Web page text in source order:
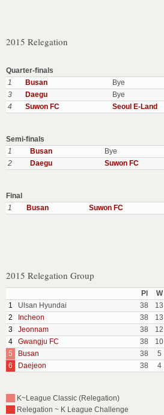
2015 Relegation
Quarter-finals
1
Busan
Bye
3
Daegu
Bye
4
Suwon FC Seoul E-Land
Semi-finals
1
Busan
Bye
2
Daegu Suwon FC
Final
1
Busan Suwon FC
2015 Relegation Group
Pl W
1
Ulsan Hyundai 38 13
2
Incheon 38 13
3
Jeonnam 38 12
4
Gwangju FC 38 10
5
Busan 38 5
6
Daejeon 38 4
K~League Classic (Relegation)
Relegation ~ K League Challenge